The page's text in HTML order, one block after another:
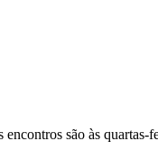
são às quartas-